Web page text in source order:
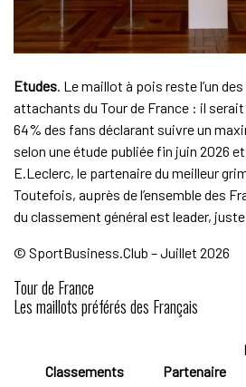
Etudes. Le maillot à pois reste l’un
attachants du Tour de France : il
64% des fans déclarant suivre un
selon une étude publiée fin juin 2026
E.Leclerc, le partenaire du meilleur
Toutefois, auprès de l’ensemble des
du classement général est leader,
© SportBusiness.Club – Juillet 2026
Tour de France
Les maillots préférés des Français
Classements Partenaire